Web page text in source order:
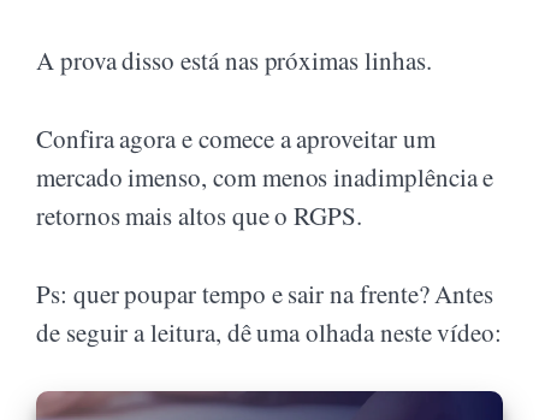
A prova disso está nas próximas linhas.
Confira agora e comece a aproveitar um
mercado imenso, com menos inadimplência e
retornos mais altos que o RGPS.
Ps: quer poupar tempo e sair na frente? Antes
de seguir a leitura, dê uma olhada neste vídeo: